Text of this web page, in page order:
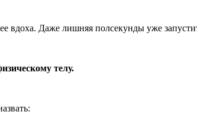
вдоха. Даже лишняя полсекунды уже
телу.